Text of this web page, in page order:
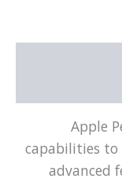
Apple
capabilities to
advanced